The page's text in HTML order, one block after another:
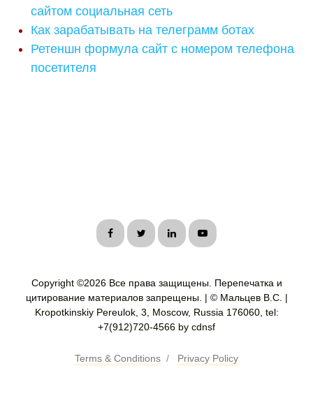
сайтом социальная сеть
Как зарабатывать на телеграмм ботах
Ретеншн формула сайт с номером телефона
посетителя
Copyright ©2026 Все права защищены. Перепечатка и
цитирование материалов запрещены. | © Мальцев В.С. |
Kropotkinskiy Pereulok, 3, Moscow, Russia 176060, tel:
+7(912)720-4566 by cdnsf
Terms & Conditions / Privacy Policy